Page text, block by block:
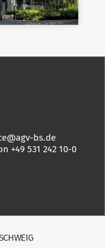
bs.de
+49 531 242 10-0